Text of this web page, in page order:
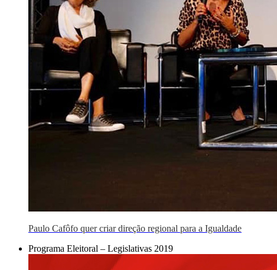
Paulo Cafôfo quer criar direção regional para a Igualdade
Programa Eleitoral – Legislativas 2019